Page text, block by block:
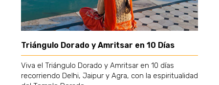
Triángulo Dorado y Amritsar en 10 Días
Viva el Triángulo Dorado y Amritsar en 10 días
recorriendo Delhi, Jaipur y Agra, con la espiritualidad